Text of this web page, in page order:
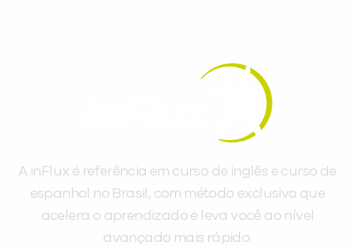
A inFlux é referência em curso de inglês e curso de
espanhol no Brasil, com método exclusivo que
acelera o aprendizado e leva você ao nível
avançado mais rápido.